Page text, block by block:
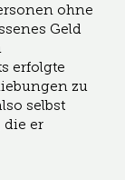
ohne
Geld
erfolgte
zu
selbst
die er